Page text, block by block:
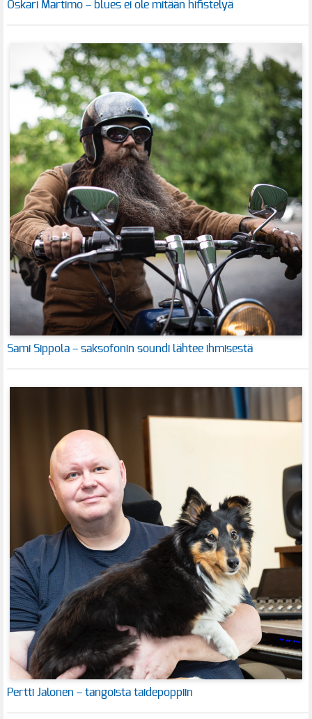
Oskari Martimo – blues ei ole mitään hifistelyä
Sami Sippola – saksofonin soundi lähtee ihmisestä
Pertti Jalonen – tangoista taidepoppiin